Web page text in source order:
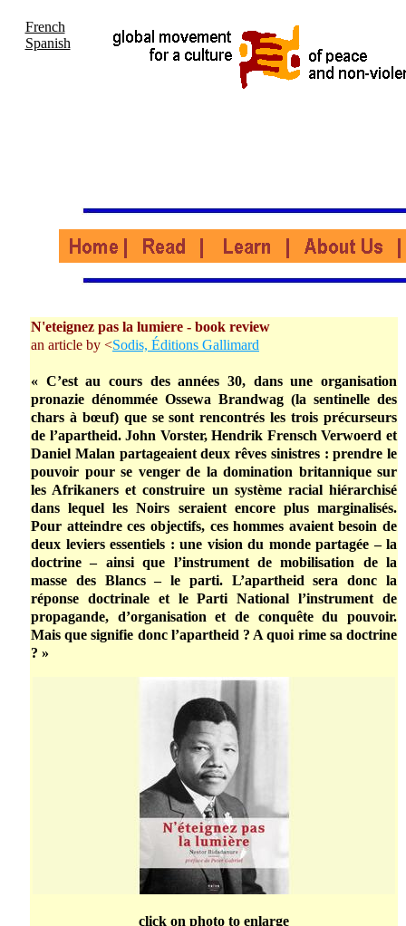
French
Spanish
N'eteignez pas la lumiere - book review
an article by <Sodis, Éditions Gallimard
« C’est au cours des années 30, dans une organisation
pronazie dénommée Ossewa Brandwag (la sentinelle des
chars à bœuf) que se sont rencontrés les trois précurseurs
de l’apartheid. John Vorster, Hendrik Frensch Verwoerd et
Daniel Malan partageaient deux rêves sinistres : prendre le
pouvoir pour se venger de la domination britannique sur
les Afrikaners et construire un système racial hiérarchisé
dans lequel les Noirs seraient encore plus marginalisés.
Pour atteindre ces objectifs, ces hommes avaient besoin de
deux leviers essentiels : une vision du monde partagée – la
doctrine – ainsi que l’instrument de mobilisation de la
masse des Blancs – le parti. L’apartheid sera donc la
réponse doctrinale et le Parti National l’instrument de
propagande, d’organisation et de conquête du pouvoir.
Mais que signifie donc l’apartheid ? A quoi rime sa doctrine
? »
click on photo to enlarge